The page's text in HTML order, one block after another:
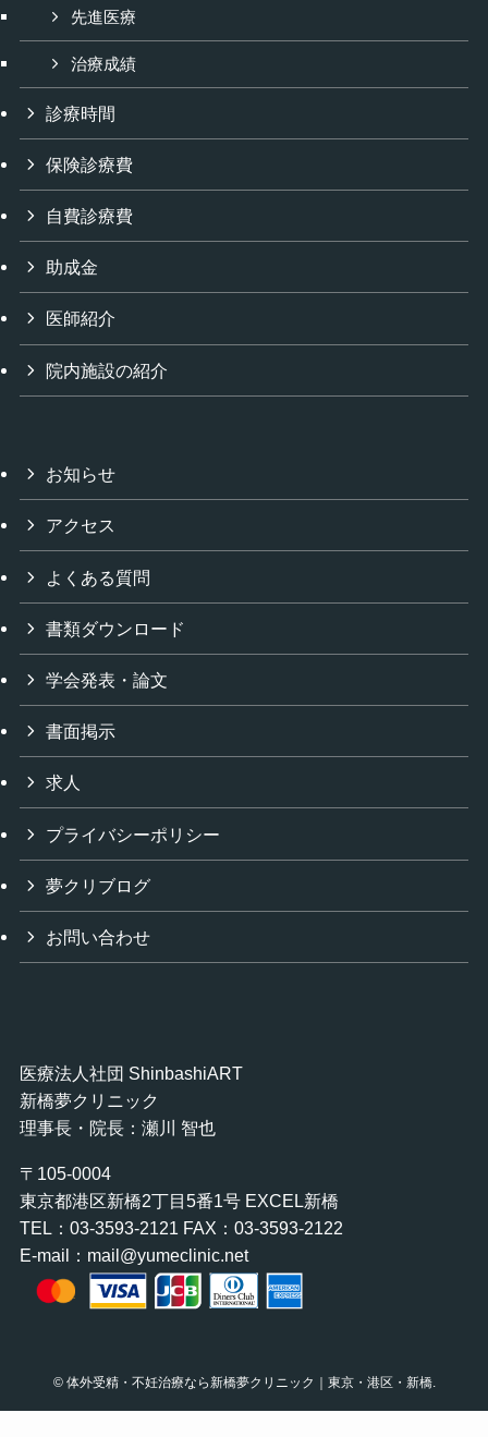
先進医療
治療成績
診療時間
保険診療費
自費診療費
助成金
医師紹介
院内施設の紹介
お知らせ
アクセス
よくある質問
書類ダウンロード
学会発表・論文
書面掲示
求人
プライバシーポリシー
夢クリブログ
お問い合わせ
医療法人社団 ShinbashiART
新橋夢クリニック
理事長・院長：瀬川 智也
〒105-0004
東京都港区新橋2丁目5番1号 EXCEL新橋
TEL：03-3593-2121 FAX：03-3593-2122
E-mail：mail@yumeclinic.net
©体外受精・不妊治療なら新橋夢クリニック｜東京・港区・新橋.